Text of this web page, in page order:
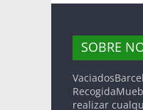
SOBRE
realizar